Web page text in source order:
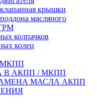
крышки
масляного
колпачков
колец
В АКПП / МКПП
МАСЛА АКПП